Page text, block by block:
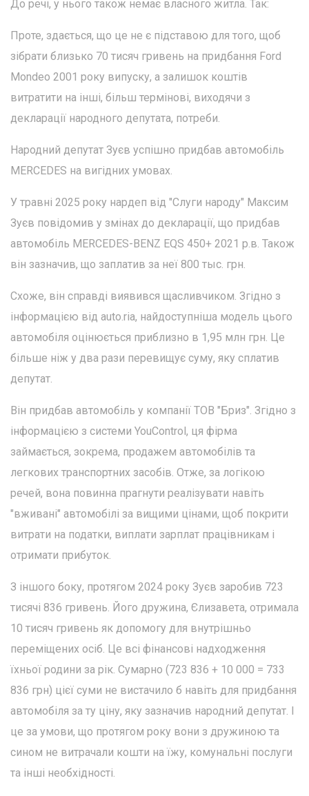
До речі, у нього також немає власного житла. Так:
Проте, здається, що це не є підставою для того, щоб
зібрати близько 70 тисяч гривень на придбання Ford
Mondeo 2001 року випуску, а залишок коштів
витратити на інші, більш термінові, виходячи з
декларації народного депутата, потреби.
Народний депутат Зуєв успішно придбав автомобіль
MERCEDES на вигідних умовах.
У травні 2025 року нардеп від "Слуги народу" Максим
Зуєв повідомив у змінах до декларації, що придбав
автомобіль MERCEDES-BENZ EQS 450+ 2021 р.в. Також
він зазначив, що заплатив за неї 800 тыс. грн.
Схоже, він справді виявився щасливчиком. Згідно з
інформацією від auto.ria, найдоступніша модель цього
автомобіля оцінюється приблизно в 1,95 млн грн. Це
більше ніж у два рази перевищує суму, яку сплатив
депутат.
Він придбав автомобіль у компанії ТОВ "Бриз". Згідно з
інформацією з системи YouControl, ця фірма
займається, зокрема, продажем автомобілів та
легкових транспортних засобів. Отже, за логікою
речей, вона повинна прагнути реалізувати навіть
"вживані" автомобілі за вищими цінами, щоб покрити
витрати на податки, виплати зарплат працівникам і
отримати прибуток.
З іншого боку, протягом 2024 року Зуєв заробив 723
тисячі 836 гривень. Його дружина, Єлизавета, отримала
10 тисяч гривень як допомогу для внутрішньо
переміщених осіб. Це всі фінансові надходження
їхньої родини за рік. Сумарно (723 836 + 10 000 = 733
836 грн) цієї суми не вистачило б навіть для придбання
автомобіля за ту ціну, яку зазначив народний депутат. І
це за умови, що протягом року вони з дружиною та
сином не витрачали кошти на їжу, комунальні послуги
та інші необхідності.